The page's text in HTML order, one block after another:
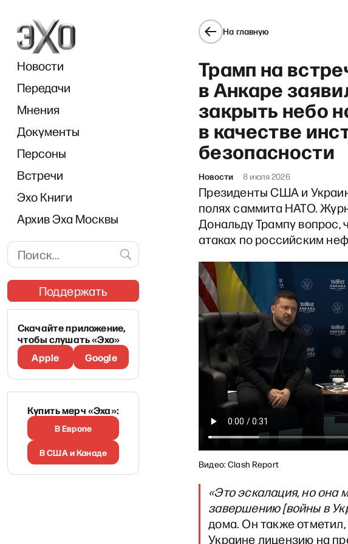
Новости
Передачи
Мнения
Документы
Персоны
Встречи
Эхо Книги
Архив Эха Москвы
Поддержать
Скачайте приложение,
чтобы слушать «Эхо»
Apple
Google
Купить мерч «Эха»:
В Европе
В США и Канаде
На главную
Трамп на
в Анкаре
закрыть небо
в качестве
безопасности
Новости 8 июля 2026
Президенты США и
полях саммита НАТО.
Дональду Трампу вопрос,
атаках по российским
Видео: Clash Report
«Это эскалация, но она
завершению [войны в
дома. Он также
Украине лицензию на
«В рабочий